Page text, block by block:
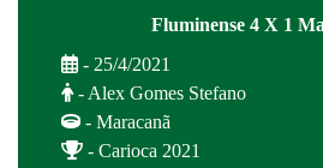
Fluminense 4 X 1
- 25/4/2021
- Alex Gomes Stefano
- Maracanã
- Carioca 2021